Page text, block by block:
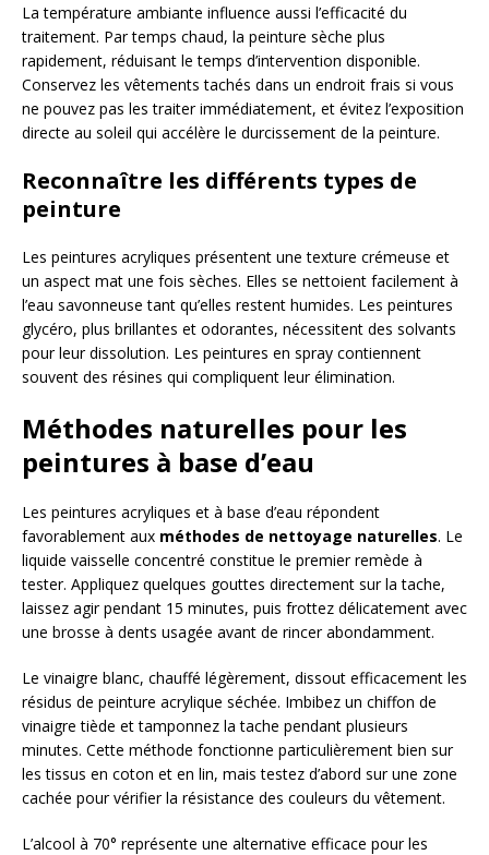
La température ambiante influence aussi l’efficacité du
traitement. Par temps chaud, la peinture sèche plus
rapidement, réduisant le temps d’intervention disponible.
Conservez les vêtements tachés dans un endroit frais si vous
ne pouvez pas les traiter immédiatement, et évitez l’exposition
directe au soleil qui accélère le durcissement de la peinture.
Reconnaître les différents types de
peinture
Les peintures acryliques présentent une texture crémeuse et
un aspect mat une fois sèches. Elles se nettoient facilement à
l’eau savonneuse tant qu’elles restent humides. Les peintures
glycéro, plus brillantes et odorantes, nécessitent des solvants
pour leur dissolution. Les peintures en spray contiennent
souvent des résines qui compliquent leur élimination.
Méthodes naturelles pour les
peintures à base d’eau
Les peintures acryliques et à base d’eau répondent
favorablement aux méthodes de nettoyage naturelles. Le
liquide vaisselle concentré constitue le premier remède à
tester. Appliquez quelques gouttes directement sur la tache,
laissez agir pendant 15 minutes, puis frottez délicatement avec
une brosse à dents usagée avant de rincer abondamment.
Le vinaigre blanc, chauffé légèrement, dissout efficacement les
résidus de peinture acrylique séchée. Imbibez un chiffon de
vinaigre tiède et tamponnez la tache pendant plusieurs
minutes. Cette méthode fonctionne particulièrement bien sur
les tissus en coton et en lin, mais testez d’abord sur une zone
cachée pour vérifier la résistance des couleurs du vêtement.
L’alcool à 70° représente une alternative efficace pour les